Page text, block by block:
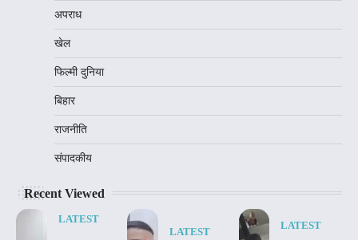
अपराध
खेल
फिल्मी दुनिया
बिहार
राजनीति
संपादकीय
Recent Viewed
LATEST
LATEST
LATEST